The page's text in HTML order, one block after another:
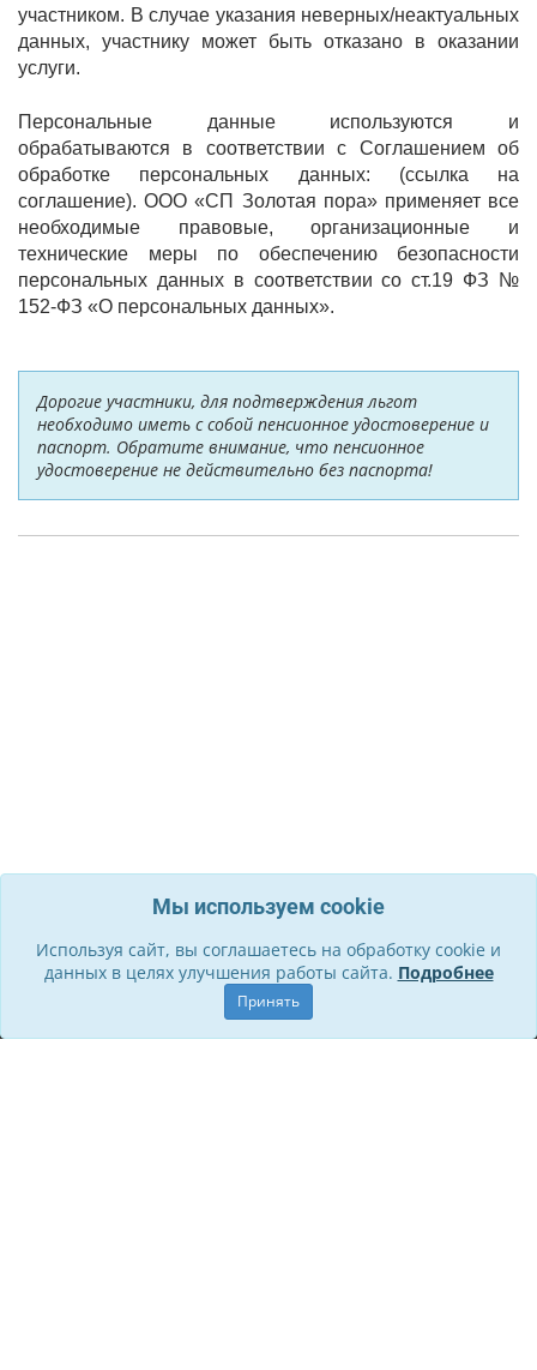
участником. В случае указания неверных/неактуальных
данных, участнику может быть отказано в оказании
услуги.
Персональные данные используются и
обрабатываются в соответствии с Соглашением об
обработке персональных данных: (ссылка на
соглашение). ООО «СП Золотая пора» применяет все
необходимые правовые, организационные и
технические меры по обеспечению безопасности
персональных данных в соответствии со ст.19 ФЗ №
152-ФЗ «О персональных данных».
Дорогие участники, для подтверждения льгот
необходимо иметь с собой пенсионное удостоверение и
паспорт. Обратите внимание, что пенсионное
удостоверение не действительно без паспорта!
Мы используем cookie
Используя сайт, вы соглашаетесь на обработку cookie и
данных в целях улучшения работы сайта. Подробнее
Принять